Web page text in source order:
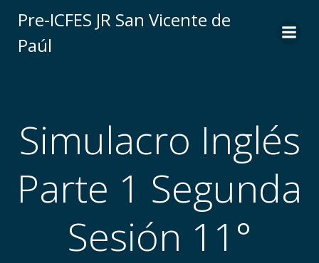
al
Pre-ICFES JR San Vicente de
Paúl
Simulacro Inglés
Parte 1 Segunda
Sesión 11°